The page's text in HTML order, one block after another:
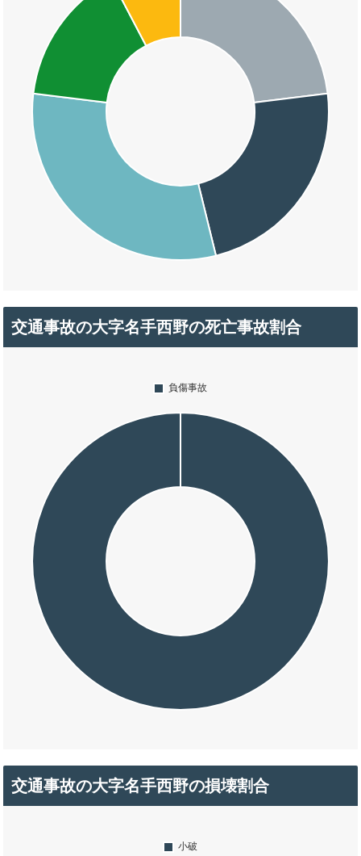
交通事故の大字名手西野の死亡事故割合
交通事故の大字名手西野の損壊割合